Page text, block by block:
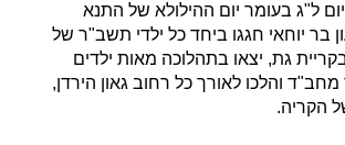
ל"ג בעומר יום ההילולא של התנא
בר יוחאי חגגו ביחד כל ילדי תשב"ר של
גת, יצאו בתהלוכה מאות ילדים
והלכו לאורך כל רחוב גאון הירדן,
הקריה.